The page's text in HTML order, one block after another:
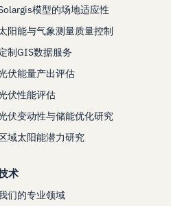
模型的场地适应性
阳能与气象测量质量控制
制GIS数据服务
伏能量产出评估
伏性能评估
伏变动性与储能优化研究
域太阳能潜力研究
术
们的专业领域